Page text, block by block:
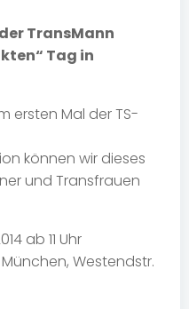
TransMann
Tag in
ersten Mal der TS-
können wir dieses
und Transfrauen
ab 11 Uhr
Westendstr.